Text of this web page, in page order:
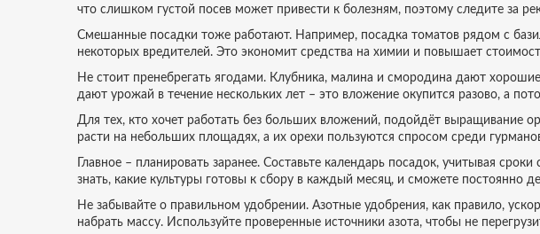
что слишком густой посев может привести к болезням, поэтому следите за
Смешанные посадки тоже работают. Например, посадка томатов рядом с
некоторых вредителей. Это экономит средства на химии и повышает
Не стоит пренебрегать ягодами. Клубника, малина и смородина дают
дают урожай в течение нескольких лет – это вложение окупится разово, а
Для тех, кто хочет работать без больших вложений, подойдёт выращивание
расти на небольших площадях, а их орехи пользуются спросом среди
Главное – планировать заранее. Составьте календарь посадок, учитывая
знать, какие культуры готовы к сбору в каждый месяц, и сможете постоянно
Не забывайте о правильном удобрении. Азотные удобрения, как правило,
набрать массу. Используйте проверенные источники азота, чтобы не